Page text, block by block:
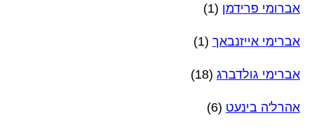
אברומי פרידמן (1)
אברימי אייזנבאך (1)
אברימי גולדברג (18)
אהרל'ה בינעט (6)